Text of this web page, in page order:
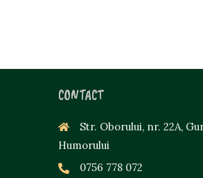
CONTACT
Str. Oborului, nr. 22A,
Humorului
0756 778 072